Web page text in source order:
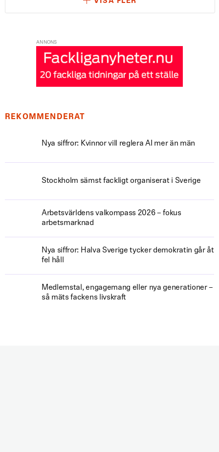
ANNONS
REKOMMENDERAT
Nya siffror: Kvinnor vill reglera AI mer än män
Stockholm sämst fackligt organiserat i Sverige
Arbetsvärldens valkompass 2026 – fokus
arbetsmarknad
Nya siffror: Halva Sverige tycker demokratin går åt
fel håll
Medlemstal, engagemang eller nya generationer –
så mäts fackens livskraft